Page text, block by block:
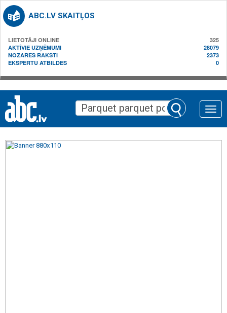
ABC.LV SKAITĻOS
LIETOTĀJI ONLINE
325
AKTĪVIE UZŅĒMUMI
28079
NOZARES RAKSTI
2373
EKSPERTU ATBILDES
0
Toggle